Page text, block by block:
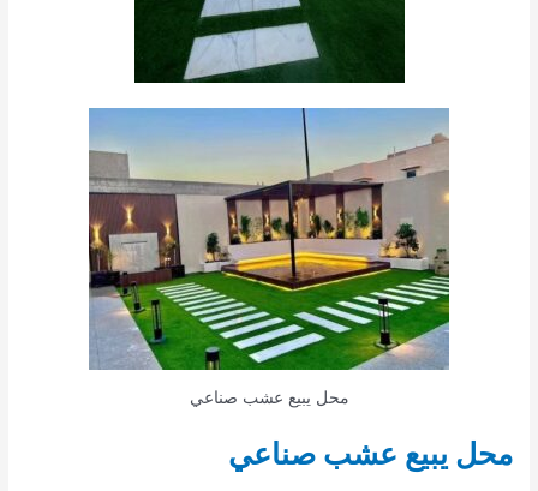
محل يبيع عشب صناعي
محل يبيع عشب صناعي